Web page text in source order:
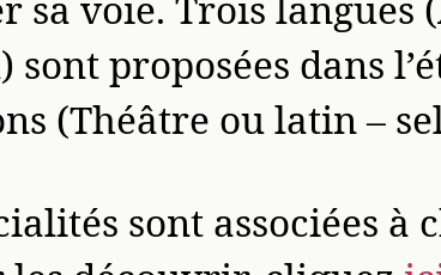
sa voie. Trois langues
proposées dans
(Théâtre ou latin –
sont associées à